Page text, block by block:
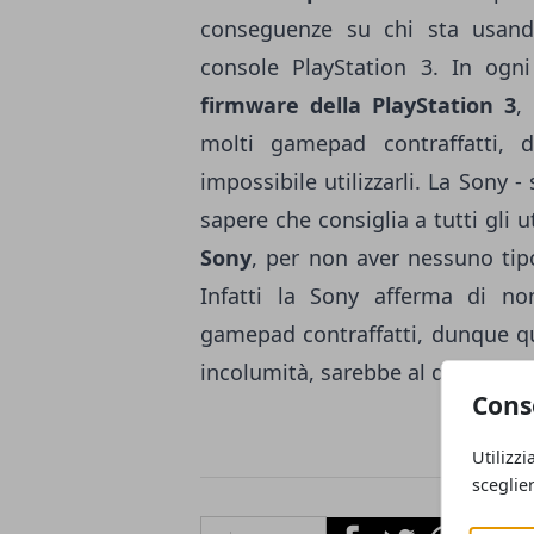
conseguenze su chi sta
console PlayStation 3. In
firmware della PlayStation 3,
molti gamepad contraffatti,
impossibile utilizzarli. La Sony
sapere che consiglia a tutti gli
Sony, per non aver nessuno
Infatti la Sony afferma di
gamepad contraffatti, dunque
incolumità, sarebbe al di fuori